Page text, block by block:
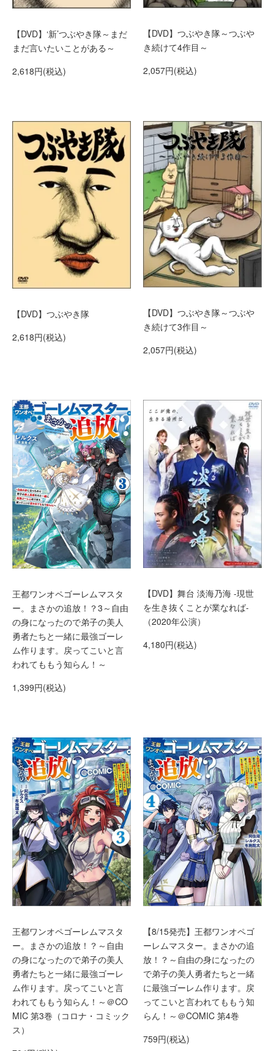
【DVD】‘新’つぶやき隊～まだ
まだ言いたいことがある～
2,618円(税込)
【DVD】つぶやき隊～つぶや
き続けて4作目～
2,057円(税込)
【DVD】つぶやき隊
2,618円(税込)
【DVD】つぶやき隊～つぶや
き続けて3作目～
2,057円(税込)
王都ワンオペゴーレムマスタ
ー。まさかの追放！？3～自由
の身になったので弟子の美人
勇者たちと一緒に最強ゴーレ
ム作ります。戻ってこいと言
われてももう知らん！～
1,399円(税込)
【DVD】舞台 淡海乃海 -現世
を生き抜くことが業なれば-
（2020年公演）
4,180円(税込)
王都ワンオペゴーレムマスタ
ー。まさかの追放！？～自由
の身になったので弟子の美人
勇者たちと一緒に最強ゴーレ
ム作ります。戻ってこいと言
われてももう知らん！～＠CO
MIC 第3巻（コロナ・コミック
ス）
【8/15発売】王都ワンオペゴ
ーレムマスター。まさかの追
放！？～自由の身になったの
で弟子の美人勇者たちと一緒
に最強ゴーレム作ります。戻
ってこいと言われてももう知
らん！～＠COMIC 第4巻
759円(税込)